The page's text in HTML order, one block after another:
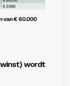
van € 60.000
wordt